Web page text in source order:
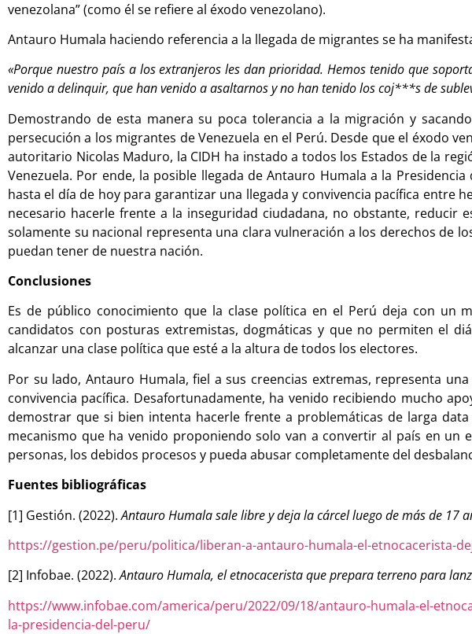
venezolana” (como él se refiere al éxodo venezolano).
Antauro Humala haciendo referencia a la llegada de migrantes se ha
«Porque nuestro país a los extranjeros les dan prioridad. Hemos tenido que
venido a delinquir, que han venido a asaltarnos y no han tenido los coj***s de
Demostrando de esta manera su poca tolerancia a la migración y
persecución a los migrantes de Venezuela en el Perú. Desde que el éxodo
autoritario Nicolas Maduro, la CIDH ha instado a todos los Estados de la
Venezuela. Por ende, la posible llegada de Antauro Humala a la
hasta el día de hoy para garantizar una llegada y convivencia pacífica entre
necesario hacerle frente a la inseguridad ciudadana, no obstante, reducir
solamente su nacional representa una clara vulneración a los derechos de
puedan tener de nuestra nación.
Conclusiones
Es de público conocimiento que la clase política en el Perú deja con un
candidatos con posturas extremistas, dogmáticas y que no permiten el
alcanzar una clase política que esté a la altura de todos los electores.
Por su lado, Antauro Humala, fiel a sus creencias extremas, representa
convivencia pacífica. Desafortunadamente, ha venido recibiendo mucho
demostrar que si bien intenta hacerle frente a problemáticas de larga
mecanismo que ha venido proponiendo solo van a convertir al país en
personas, los debidos procesos y pueda abusar completamente del
Fuentes bibliográficas
[1] Gestión. (2022).Antauro Humala sale libre y deja la cárcel luego de más de 17
https://gestion.pe/peru/politica/liberan-a-antauro-humala-el-etnocacerista-
[2] Infobae. (2022).Antauro Humala, el etnocacerista que prepara terreno para
https://www.infobae.com/america/peru/2022/09/18/antauro-humala-el-
la-presidencia-del-peru/